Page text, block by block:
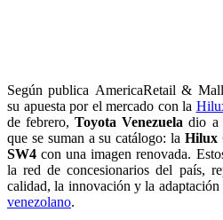
Según publica AmericaRetail &
su apuesta por el mercado con la
de febrero,Toyota Venezuela dio a
que se suman a su catálogo: la Hilux
SW4 con una imagen renovada.
la red de concesionarios del país,
calidad, la innovación y la adaptación
venezolano.